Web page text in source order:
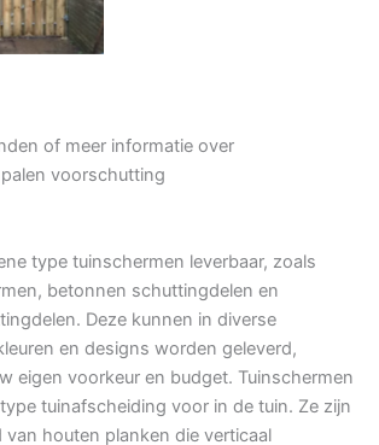
of meer informatie over
voorschutting
type tuinschermen leverbaar, zoals
betonnen schuttingdelen en
Deze kunnen in diverse
en designs worden geleverd,
eigen voorkeur en budget. Tuinschermen
tuinafscheiding voor in de tuin. Ze zijn
van houten planken die verticaal